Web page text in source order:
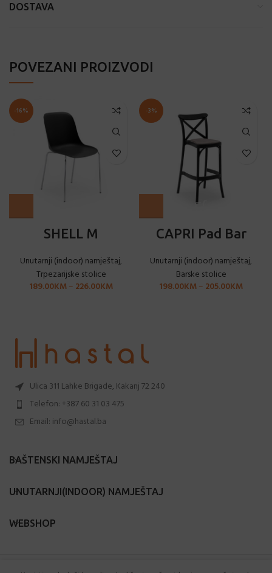
DOSTAVA
POVEZANI PROIZVODI
-16%
SHELL M
Unutarnji (indoor) namještaj,
Trpezarijske stolice
189.00KM– 226.00KM
-3%
CAPRI Pad Bar
Unutarnji (indoor) namještaj,
Barske stolice
198.00KM– 205.00KM
Ulica 311 Lahke Brigade, Kakanj 72 240
Telefon: +387 60 31 03 475
Email: info@hastal.ba
BAŠTENSKI NAMJEŠTAJ
UNUTARNJI(INDOOR) NAMJEŠTAJ
WEBSHOP